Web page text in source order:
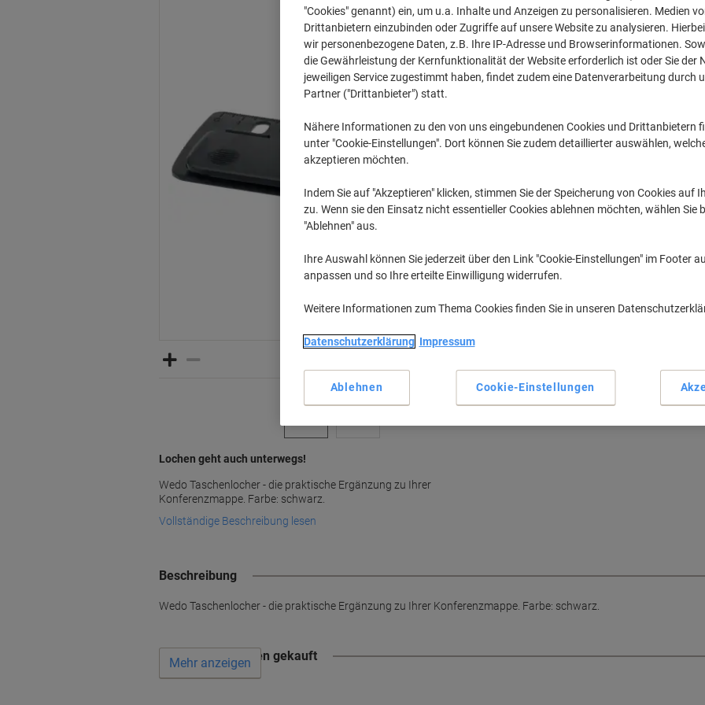
Lochen geht auch unterwegs!
Wedo Taschenlocher - die praktische Ergänzung zu Ihrer
Konferenzmappe. Farbe: schwarz.
Vollständige Beschreibung lesen
CHF 3.35
pro Stück
Ab 3 Stück
CHF 3.62 inkl. MwSt
Menge exkl. MwSt
2Stück CHF 3.65 -
Aktuell verfügbar Lieferung 2-3
Zu einer Liste
Lieferinformationen
Beschreibung
Wedo Taschenlocher - die praktische Ergänzung zu Ihrer Konferenzmappe. Farbe: schwarz.
Wird oft zusammen gekauft
Mehr anzeigen
"Cookies" genannt) ein, um u.a. Inhalte und Anzeigen zu personalisieren. Medien
Drittanbietern einzubinden oder Zugriffe auf unsere Website zu analysieren.
wir personenbezogene Daten, z.B. Ihre IP-Adresse und Browserinformationen.
die Gewährleistung der Kernfunktionalität der Website erforderlich ist oder Sie der
jeweiligen Service zugestimmt haben, findet zudem eine Datenverarbeitung durch
Partner ("Drittanbieter") statt.
Nähere Informationen zu den von uns eingebundenen Cookies und Drittanbietern
unter "Cookie-Einstellungen". Dort können Sie zudem detaillierter auswählen,
akzeptieren möchten.
Indem Sie auf "Akzeptieren" klicken, stimmen Sie der Speicherung von Cookies auf
zu. Wenn sie den Einsatz nicht essentieller Cookies ablehnen möchten, wählen Sie
"Ablehnen" aus.
Ihre Auswahl können Sie jederzeit über den Link "Cookie-Einstellungen" im Footer
anpassen und so Ihre erteilte Einwilligung widerrufen.
Weitere Informationen zum Thema Cookies finden Sie in unseren
Datenschutzerklärung Impressum
Cookie-Einstellungen
Ablehnen